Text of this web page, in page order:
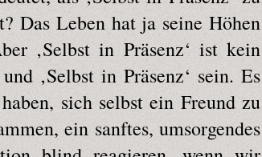
Das Leben hat ja seine Höhen
‚Selbst in Präsenz‘ ist kein
‚Selbst in Präsenz‘ sein. Es
sich selbst ein Freund zu
ein sanftes, umsorgendes